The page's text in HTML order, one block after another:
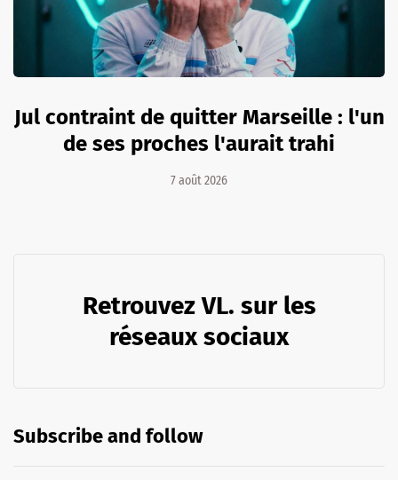
Jul contraint de quitter Marseille : l'un
de ses proches l'aurait trahi
7 août 2026
Retrouvez VL. sur les
réseaux sociaux
Subscribe and follow